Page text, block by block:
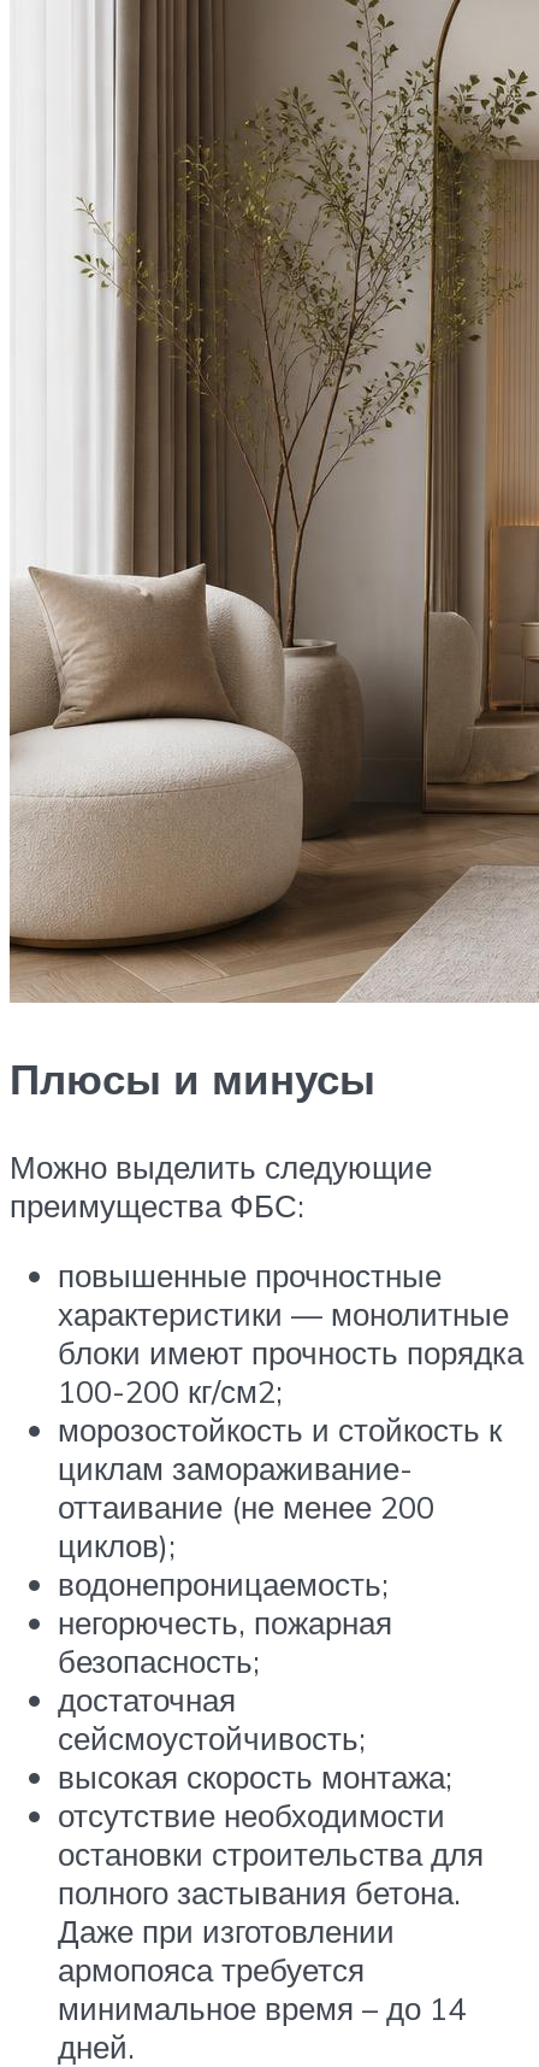
Плюсы и минусы
Можно выделить следующие
преимущества ФБС:
повышенные прочностные
характеристики — монолитные
блоки имеют прочность порядка
100-200 кг/см2;
морозостойкость и стойкость к
циклам замораживание-
оттаивание (не менее 200
циклов);
водонепроницаемость;
негорючесть, пожарная
безопасность;
достаточная
сейсмоустойчивость;
высокая скорость монтажа;
отсутствие необходимости
остановки строительства для
полного застывания бетона.
Даже при изготовлении
армопояса требуется
минимальное время – до 14
дней.